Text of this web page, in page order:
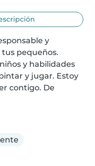
y
pequeños.
y habilidades
y jugar. Estoy
contigo. De